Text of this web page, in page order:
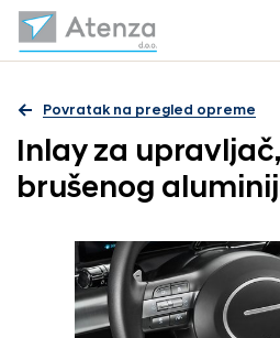
Povratak na pregled opreme
Inlay za
brušenog